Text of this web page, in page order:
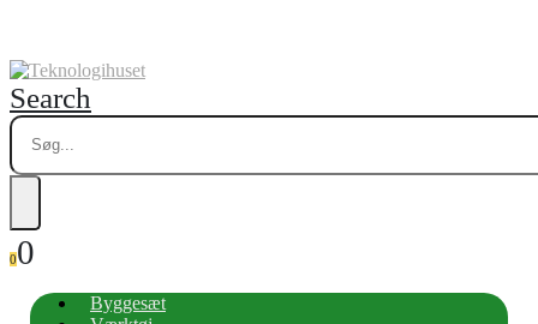
Search
00
Byggesæt